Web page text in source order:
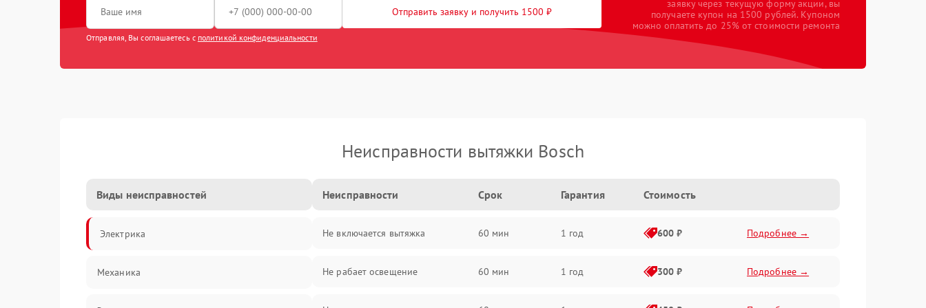
Отправить заявку и получить 1500 ₽
Отправляя, Вы соглашаетесь с политикой конфиденциальности
заявку через текущую форму акции, вы
получаете купон на 1500 рублей. Купоном
можно оплатить до 25% от стоимости ремонта
Неисправности вытяжки Bosch
Виды неисправностей
Электрика
Механика
Неисправности Срок Гарантия Стоимость
Не включается вытяжка 60 мин 1 год 600 ₽ Подробнее →
Не рабает освещение 60 мин 1 год 300 ₽ Подробнее →